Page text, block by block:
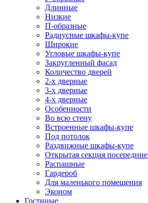
Длинные
Низкие
П-образные
Радиусные шкафы-купе
Широкие
Угловые шкафы-купе
Закругленный фасад
Количество дверей
2-х дверные
3-х дверные
4-х дверные
Особенности
Во всю стену
Встроенные шкафы-купе
Под потолок
Раздвижные шкафы-купе
Открытая секция посередине
Распашные
Гардероб
Для маленького помещения
Эконом
Гостиные